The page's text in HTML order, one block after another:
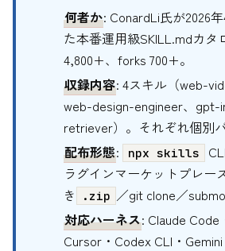
何者か: ConardLi氏が2026
た本番運用級SKILL.mdカタ
4,800+、forks 700+。
収録内容: 4スキル（web-
web-design-engineer、gpt-
retriever）。それぞれ個別
配布形態: npx skills
ラグインマーケットプレー
き
.zip ／git clone／
対応ハーネス: Claude Code
Cursor・Codex CLI・Gemini